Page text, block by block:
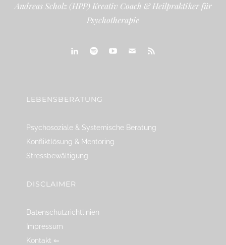
Andreas Scholz (HPP) Kreativ Coach & Heilpraktiker für
Psychotherapie
LEBENSBERATUNG
Psychosoziale & Systemische Beratung
Konfliktlösung & Mentoring
Stressbewältigung
DISCLAIMER
Datenschutzrichtlinien
Impressum
Kontakt ⇐